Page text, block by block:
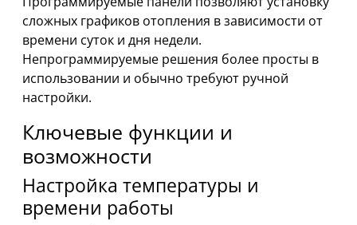
сложных графиков отопления в зависимости от
времени суток и дня недели.
Непрограммируемые решения более просты в
использовании и обычно требуют ручной
настройки.
Ключевые функции и
возможности
Настройка температуры и
времени работы